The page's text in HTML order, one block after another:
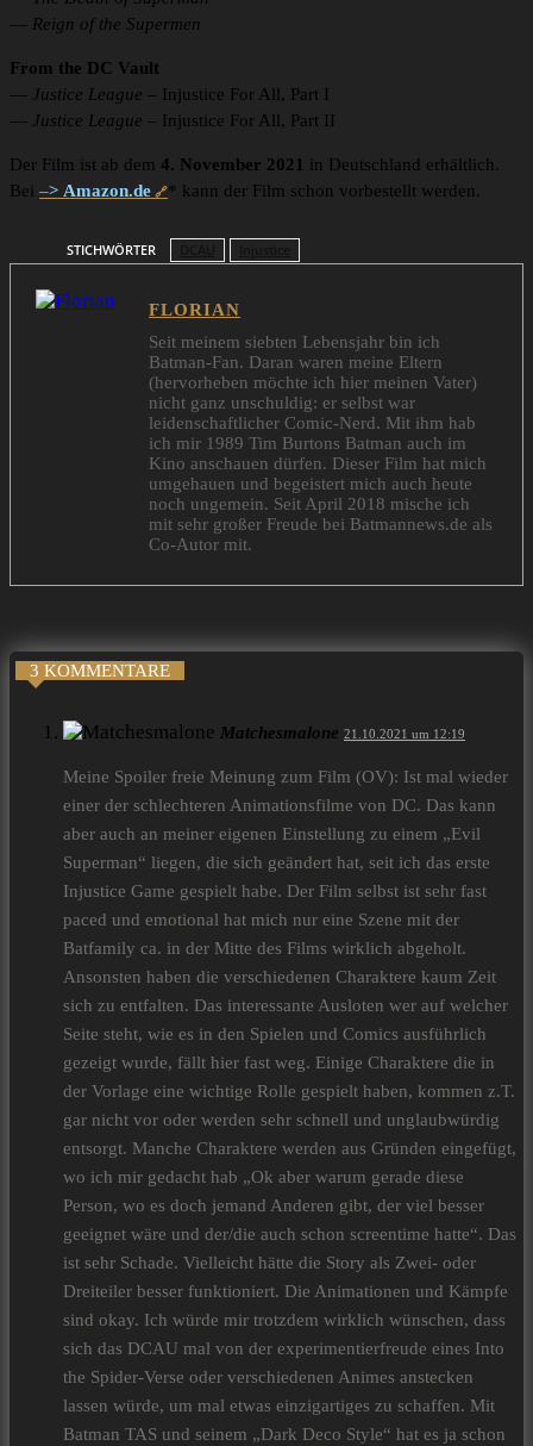
— Reign of the Supermen
From the DC Vault
— Justice League – Injustice For All, Part I
— Justice League – Injustice For All, Part II
Der Film ist ab dem 4. November 2021 in Deutschland erhältlich.
Bei –> Amazon.de * kann der Film schon vorbestellt werden.
STICHWÖRTER
FLORIAN
Seit meinem siebten Lebensjahr bin ich
Batman-Fan. Daran waren meine Eltern
(hervorheben möchte ich hier meinen Vater)
nicht ganz unschuldig: er selbst war
leidenschaftlicher Comic-Nerd. Mit ihm hab
ich mir 1989 Tim Burtons Batman auch im
Kino anschauen dürfen. Dieser Film hat mich
umgehauen und begeistert mich auch heute
noch ungemein. Seit April 2018 mische ich
mit sehr großer Freude bei Batmannews.de als
Co-Autor mit.
3 KOMMENTARE
Matchesmalone 21.10.2021 um 12:19
Meine Spoiler freie Meinung zum Film (OV): Ist mal wieder
einer der schlechteren Animationsfilme von DC. Das kann
aber auch an meiner eigenen Einstellung zu einem „Evil
Superman“ liegen, die sich geändert hat, seit ich das erste
Injustice Game gespielt habe. Der Film selbst ist sehr fast
paced und emotional hat mich nur eine Szene mit der
Batfamily ca. in der Mitte des Films wirklich abgeholt.
Ansonsten haben die verschiedenen Charaktere kaum Zeit
sich zu entfalten. Das interessante Ausloten wer auf welcher
Seite steht, wie es in den Spielen und Comics ausführlich
gezeigt wurde, fällt hier fast weg. Einige Charaktere die in
der Vorlage eine wichtige Rolle gespielt haben, kommen z.T.
gar nicht vor oder werden sehr schnell und unglaubwürdig
entsorgt. Manche Charaktere werden aus Gründen eingefügt,
wo ich mir gedacht hab „Ok aber warum gerade diese
Person, wo es doch jemand Anderen gibt, der viel besser
geeignet wäre und der/die auch schon screentime hatte“. Das
ist sehr Schade. Vielleicht hätte die Story als Zwei- oder
Dreiteiler besser funktioniert. Die Animationen und Kämpfe
sind okay. Ich würde mir trotzdem wirklich wünschen, dass
sich das DCAU mal von der experimentierfreude eines Into
the Spider-Verse oder verschiedenen Animes anstecken
lassen würde, um mal etwas einzigartiges zu schaffen. Mit
Batman TAS und seinem „Dark Deco Style“ hat es ja schon